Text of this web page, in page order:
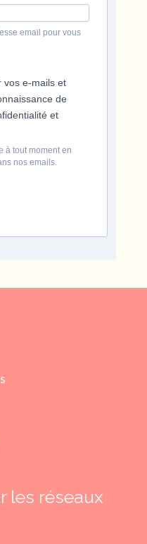
email pour vous
vos e-mails et
de
et
à tout moment en
nos emails.
les réseaux